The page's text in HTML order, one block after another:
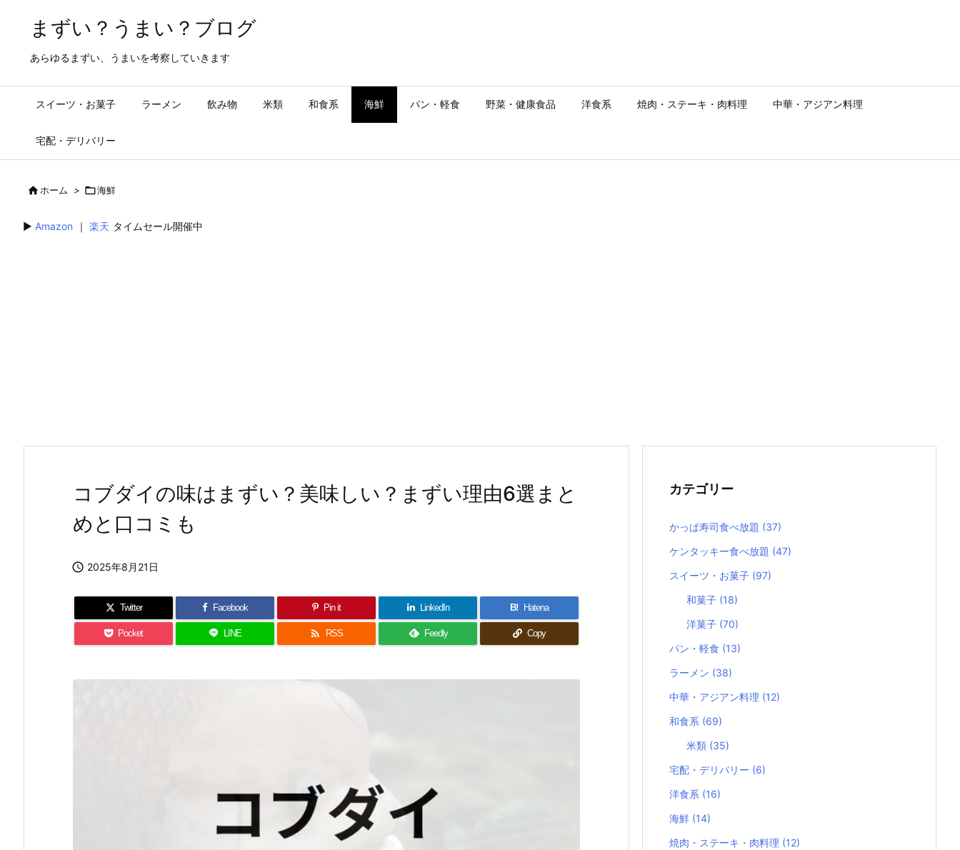
まずい？うまい？ブログ
あらゆるまずい、うまいを考察していきます
スイーツ・お菓子 ラーメン 飲み物 米類 和食系 海鮮 パン・軽食 野菜・健康食品 洋食系 焼肉・ステーキ・肉料理 中華・アジアン料理
宅配・デリバリー
ホーム > 海鮮
▶︎ Amazon ｜ 楽天 タイムセール開催中
コブダイの味はまずい？美味しい？まずい理由6選まと
めと口コミも
 2025年8月21日
Twitter Facebook Pin it LinkedIn B! Hatena
Pocket LINE  RSS Feedly Copy
カテゴリー
かっぱ寿司食べ放題 (37)
ケンタッキー食べ放題 (47)
スイーツ・お菓子 (97)
和菓子 (18)
洋菓子 (70)
パン・軽食 (13)
ラーメン (38)
中華・アジアン料理 (12)
和食系 (69)
米類 (35)
宅配・デリバリー (6)
洋食系 (16)
海鮮 (14)
焼肉・ステーキ・肉料理 (12)